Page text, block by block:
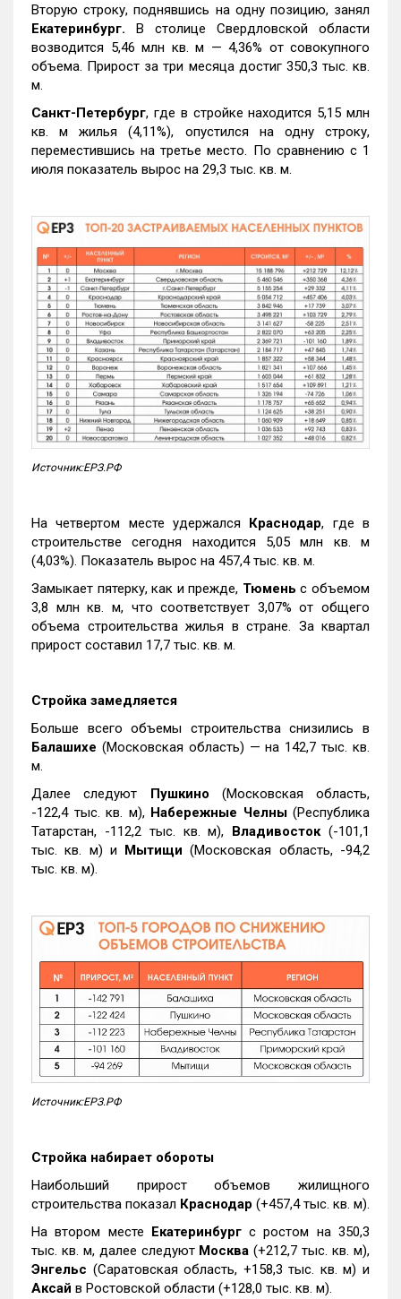
Вторую строку, поднявшись на одну позицию, занял
Екатеринбург. В столице Свердловской области
возводится 5,46 млн кв. м — 4,36% от совокупного
объема. Прирост за три месяца достиг 350,3 тыс. кв.
м.
Санкт-Петербург, где в стройке находится 5,15 млн
кв. м жилья (4,11%), опустился на одну строку,
переместившись на третье место. По сравнению с 1
июля показатель вырос на 29,3 тыс. кв. м.
Источник:ЕРЗ.РФ
На четвертом месте удержался Краснодар, где в
строительстве сегодня находится 5,05 млн кв. м
(4,03%). Показатель вырос на 457,4 тыс. кв. м.
Замыкает пятерку, как и прежде, Тюмень с объемом
3,8 млн кв. м, что соответствует 3,07% от общего
объема строительства жилья в стране. За квартал
прирост составил 17,7 тыс. кв. м.
Стройка замедляется
Больше всего объемы строительства снизились в
Балашихе (Московская область) — на 142,7 тыс. кв.
м.
Далее следуют Пушкино (Московская область,
-122,4 тыс. кв. м), Набережные Челны(Республика
Татарстан, -112,2 тыс. кв. м), Владивосток(-101,1
тыс. кв. м) и Мытищи (Московская область, -94,2
тыс. кв. м).
Источник:ЕРЗ.РФ
Стройка набирает обороты
Наибольший прирост объемов жилищного
строительства показал Краснодар (+457,4 тыс. кв. м).
На втором месте Екатеринбургс ростом на 350,3
тыс. кв. м, далее следуют Москва (+212,7 тыс. кв. м),
Энгельс (Саратовская область, +158,3 тыс. кв. м) и
Аксай в Ростовской области (+128,0 тыс. кв. м).